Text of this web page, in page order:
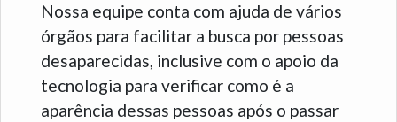
Nossa equipe conta com ajuda de vários
órgãos para facilitar a busca por pessoas
desaparecidas, inclusive com o apoio da
tecnologia para verificar como é a
aparência dessas pessoas após o passar